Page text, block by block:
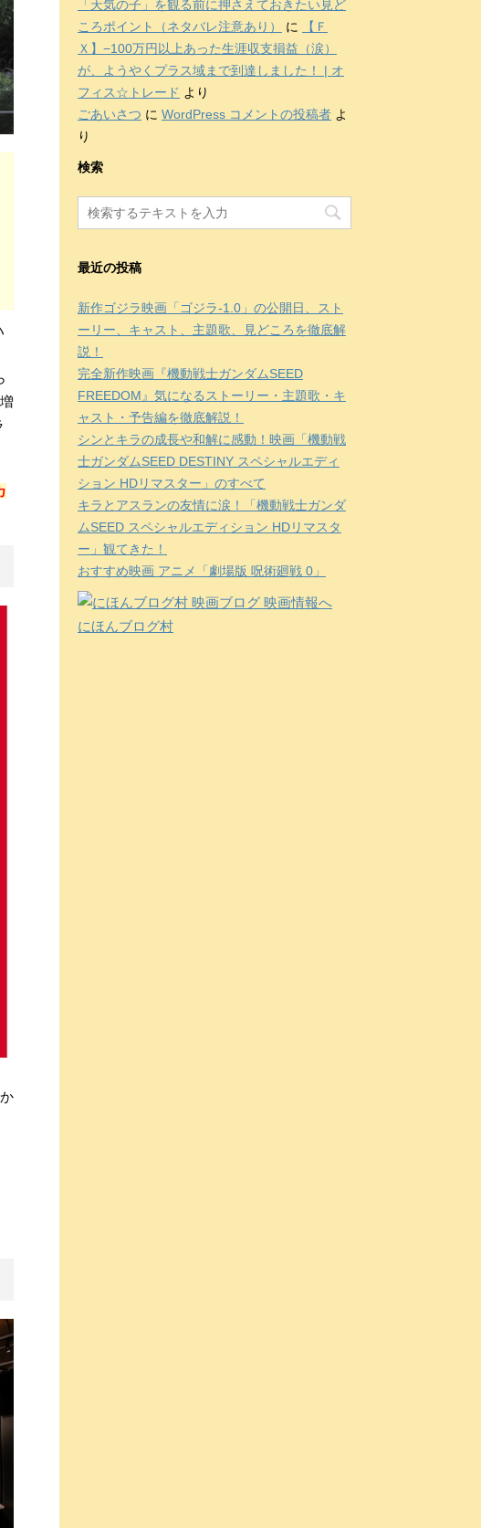
「天気の子」を観る前に押さえておきたい見ど
ころポイント（ネタバレ注意あり）
に
【Ｆ
Ｘ】−100万円以上あった生涯収支損益（涙）
が、ようやくプラス域まで到達しました！ | オ
フィス☆トレード より
ごあいさつ に WordPress コメントの投稿者 よ
り
検索
最近の投稿
新作ゴジラ映画「ゴジラ-1.0」の公開日、スト
ーリー、キャスト、主題歌、見どころを徹底解
説！
完全新作映画『機動戦士ガンダムSEED
FREEDOM』気になるストーリー・主題歌・キ
ャスト・予告編を徹底解説！
シンとキラの成長や和解に感動！映画「機動戦
士ガンダムSEED DESTINY スペシャルエディ
ション HDリマスター」のすべて
キラとアスランの友情に涙！「機動戦士ガンダ
ムSEED スペシャルエディション HDリマスタ
ー」観てきた！
おすすめ映画 アニメ「劇場版 呪術廻戦 0」
にほんブログ村